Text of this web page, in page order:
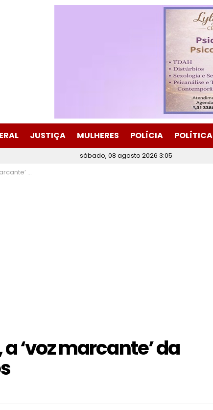
JUSTIÇA MULHERES POLÍCIA POLÍTICA
sábado, 08 agosto 2026 3:05
aos 92 anos
‘voz marcante’ da